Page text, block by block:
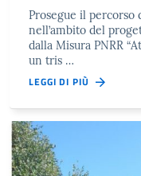
Prosegue il
nell’ambito del
dalla Misura PNRR
un tris …
LEGGI DI PIÙ